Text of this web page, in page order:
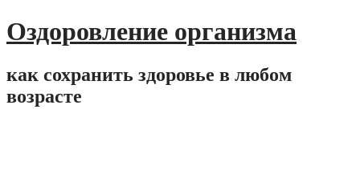
Оздоровление организма
как сохранить здоровье в любом
возрасте